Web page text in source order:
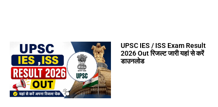
UPSC IES / ISS Exam Result
2026 Out रिजल्ट जारी यहां से करें
डाउनलोड